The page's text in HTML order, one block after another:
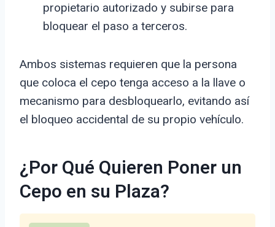
propietario autorizado y subirse para
bloquear el paso a terceros.
Ambos sistemas requieren que la persona
que coloca el cepo tenga acceso a la llave o
mecanismo para desbloquearlo, evitando así
el bloqueo accidental de su propio vehículo.
¿Por Qué Quieren Poner un
Cepo en su Plaza?